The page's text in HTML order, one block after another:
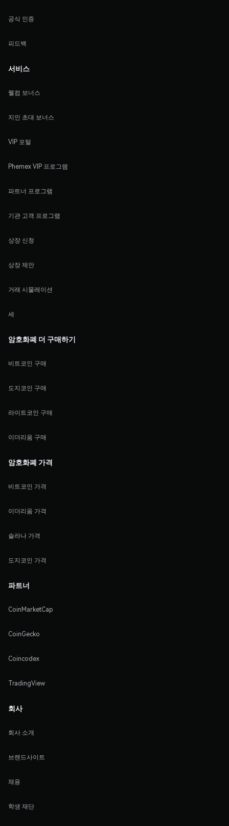
공식 인증
피드백
서비스
웰컴 보너스
지인 초대 보너스
VIP 포털
Phemex VIP 프로그램
파트너 프로그램
기관 고객 프로그램
상장 신청
상장 제안
거래 시물레이션
세
암호화폐 더 구매하기
비트코인 구매
도지코인 구매
라이트코인 구매
이더리움 구매
암호화폐 가격
비트코인 가격
이더리움 가격
솔라나 가격
도지코인 가격
파트너
CoinMarketCap
CoinGecko
Coincodex
TradingView
회사
회사 소개
브랜드사이트
채용
학생 재단